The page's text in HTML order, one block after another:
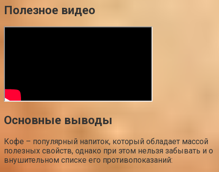
Полезное видео
Основные выводы
Кофе – популярный напиток, который обладает массой
полезных свойств, однако при этом нельзя забывать и о
внушительном списке его противопоказаний: